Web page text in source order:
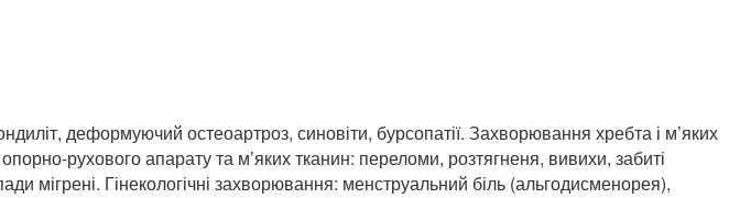
деформуючий остеоартроз, синовіти, бурсопатії. Захворювання хребта і м’яких
рухового апарату та м’яких тканин: переломи, розтягненя, вивихи, забиті
мігрені. Гінекологічні захворювання: менструальний біль (альгодисменорея),